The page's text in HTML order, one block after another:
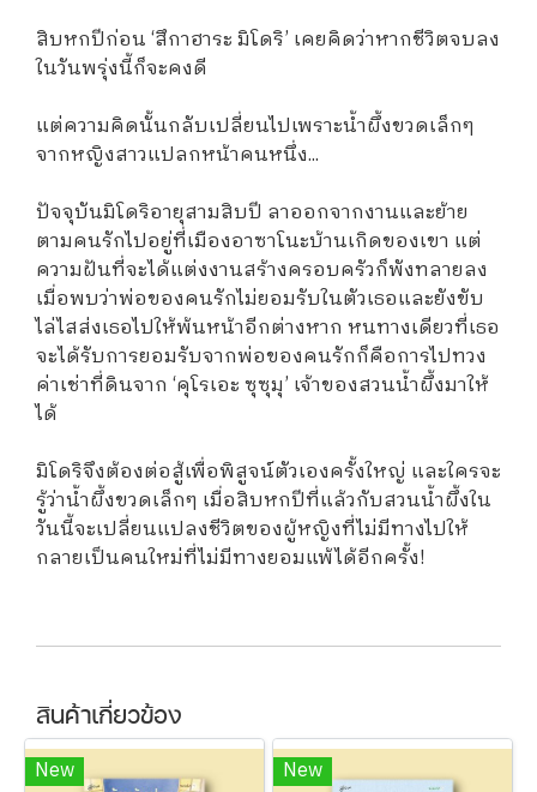
สิบหกปีก่อน ‘สึกาฮาระ มิโดริ’ เคยคิดว่าหากชีวิตจบลง
ในวันพรุ่งนี้ก็จะคงดี
แต่ความคิดนั้นกลับเปลี่ยนไปเพราะน้ำผึ้งขวดเล็กๆ
จากหญิงสาวแปลกหน้าคนหนึ่ง...
ปัจจุบันมิโดริอายุสามสิบปี ลาออกจากงานและย้าย
ตามคนรักไปอยู่ที่เมืองอาซาโนะบ้านเกิดของเขา แต่
ความฝันที่จะได้แต่งงานสร้างครอบครัวก็พังทลายลง
เมื่อพบว่าพ่อของคนรักไม่ยอมรับในตัวเธอและยังขับ
ไล่ไสส่งเธอไปให้พ้นหน้าอีกต่างหาก หนทางเดียวที่เธอ
จะได้รับการยอมรับจากพ่อของคนรักก็คือการไปทวง
ค่าเช่าที่ดินจาก ‘คุโรเอะ ซุซุมุ’ เจ้าของสวนน้ำผึ้งมาให้
ได้
มิโดริจึงต้องต่อสู้เพื่อพิสูจน์ตัวเองครั้งใหญ่ และใครจะ
รู้ว่าน้ำผึ้งขวดเล็กๆ เมื่อสิบหกปีที่แล้วกับสวนน้ำผึ้งใน
วันนี้จะเปลี่ยนแปลงชีวิตของผู้หญิงที่ไม่มีทางไปให้
กลายเป็นคนใหม่ที่ไม่มีทางยอมแพ้ได้อีกครั้ง!
สินค้าเกี่ยวข้อง
New New